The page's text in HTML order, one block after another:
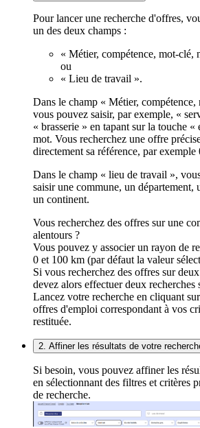
Pour lancer une recherche d'offres,
un des deux champs :
« Métier, compétence, mot-clé,
ou
« Lieu de travail ».
Dans le champ « Métier,
vous pouvez saisir, par exemple, «
« brasserie » en tapant sur la touche «
mot. Vous recherchez une offre
directement sa référence, par
Dans le champ « lieu de travail »,
saisir une commune, un département,
un continent.
Vous recherchez des offres sur une
alentours ?
Vous pouvez y associer un rayon de
0 et 100 km (par défaut la valeur
Si vous recherchez des offres sur
devez alors effectuer deux recherches
Lancez votre recherche en cliquant
offres d'emploi correspondant à vos
restituée.
2. Affiner les résultats de votre
Si besoin, vous pouvez affiner les
en sélectionnant des filtres et critères
de recherche.